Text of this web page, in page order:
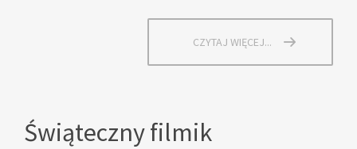
CZYTAJ WIĘCEJ...
Świąteczny filmik